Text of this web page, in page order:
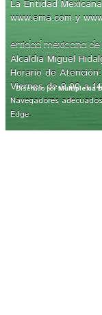
La Entidad
www.ema.com y
entidad mexicana
Alcaldía Miguel
Horario de
Viernes de 9:00 a
Navegadores
Edge.
Diseñado porMultiplexia